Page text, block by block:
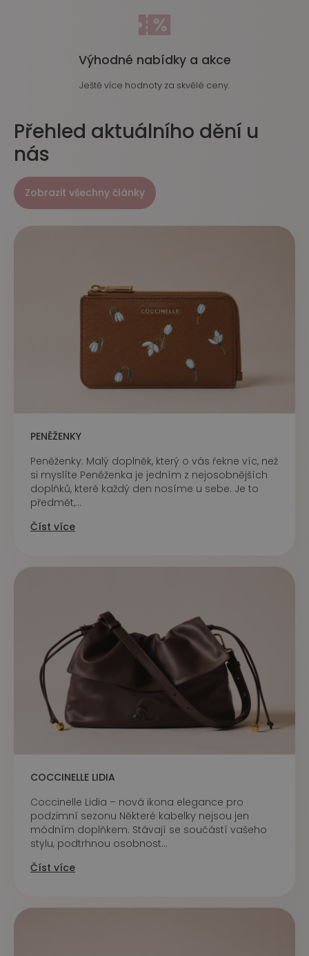
Výhodné nabídky a akce
Ještě více hodnoty za skvělé ceny.
Přehled aktuálního dění u
nás
Zobrazit všechny články
PENĚŽENKY
Peněženky: Malý doplněk, který o vás řekne víc, než
si myslíte Peněženka je jedním z nejosobnějších
doplňků, které každý den nosíme u sebe. Je to
předmět,...
Číst více
COCCINELLE LIDIA
Coccinelle Lidia – nová ikona elegance pro
podzimní sezonu Některé kabelky nejsou jen
módním doplňkem. Stávají se součástí vašeho
stylu, podtrhnou osobnost...
Číst více